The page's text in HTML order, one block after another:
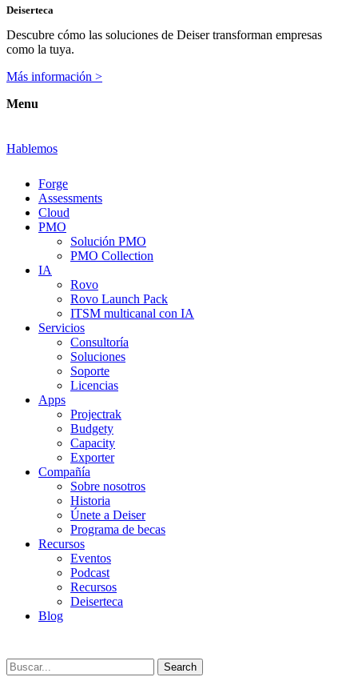
Deiserteca
Descubre cómo las soluciones de Deiser transforman empresas
como la tuya.
Más información >
Menu
Hablemos
Forge
Assessments
Cloud
PMO
Solución PMO
PMO Collection
IA
Rovo
Rovo Launch Pack
ITSM multicanal con IA
Servicios
Consultoría
Soluciones
Soporte
Licencias
Apps
Projectrak
Budgety
Capacity
Exporter
Compañía
Sobre nosotros
Historia
Únete a Deiser
Programa de becas
Recursos
Eventos
Podcast
Recursos
Deiserteca
Blog
Search